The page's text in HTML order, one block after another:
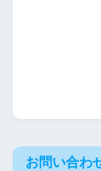
お問い合わ